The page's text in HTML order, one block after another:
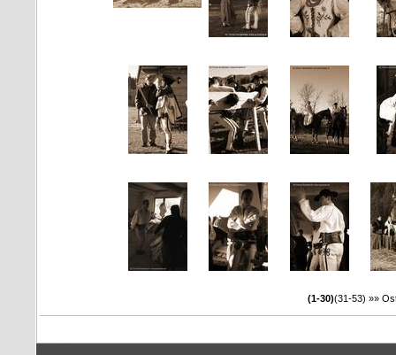
(1-30)(31-53) »»